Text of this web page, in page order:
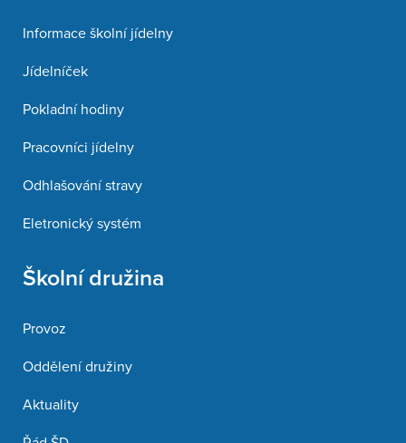
Informace školní jídelny
Jídelníček
Pokladní hodiny
Pracovníci jídelny
Odhlašování stravy
Eletronický systém
Školní družina
Provoz
Oddělení družiny
Aktuality